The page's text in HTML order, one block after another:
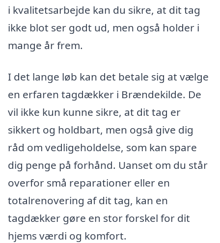
i kvalitetsarbejde kan du sikre, at dit tag
ikke blot ser godt ud, men også holder i
mange år frem.
I det lange løb kan det betale sig at vælge
en erfaren tagdækker i Brændekilde. De
vil ikke kun kunne sikre, at dit tag er
sikkert og holdbart, men også give dig
råd om vedligeholdelse, som kan spare
dig penge på forhånd. Uanset om du står
overfor små reparationer eller en
totalrenovering af dit tag, kan en
tagdækker gøre en stor forskel for dit
hjems værdi og komfort.